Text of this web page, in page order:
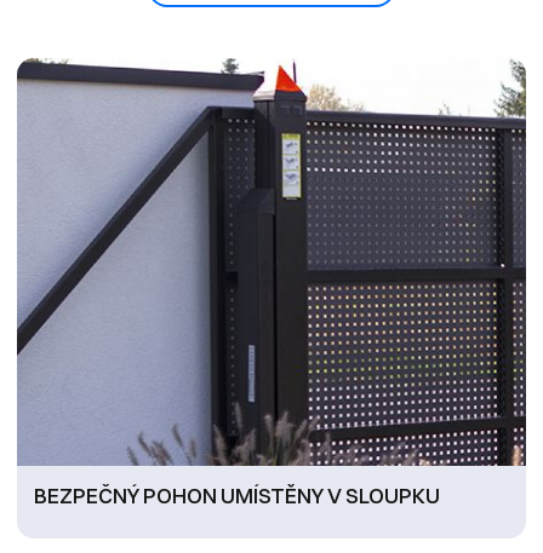
BEZPEČNÝ POHON UMÍSTĚNY V SLOUPKU